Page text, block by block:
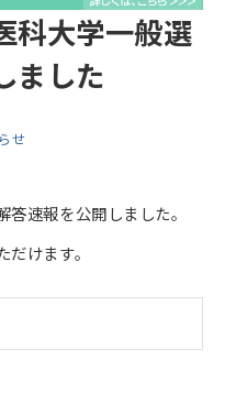
科大学一般選
ました
せ
速報を公開しました。
けます。